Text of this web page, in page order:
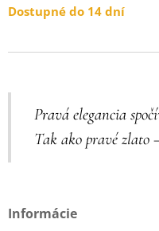
Dostupné do 14 dní
Pravá elegancia
Tak ako pravé zlato
Informácie